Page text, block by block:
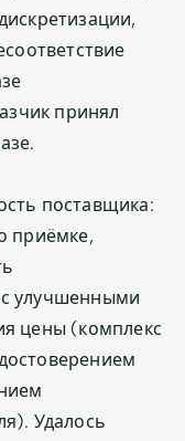
принял
поставщика:
приёмке,
улучшенными
цены (комплекс
Удалось